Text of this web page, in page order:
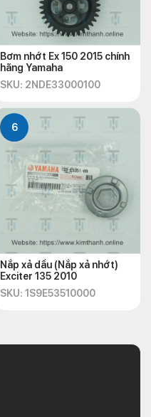
Bơm nhớt Ex 150 2015 chính
hãng Yamaha
SKU: 2NDE33000100
6
Nắp xả dầu (Nắp xả nhớt)
Exciter 135 2010
SKU: 1S9E53510000